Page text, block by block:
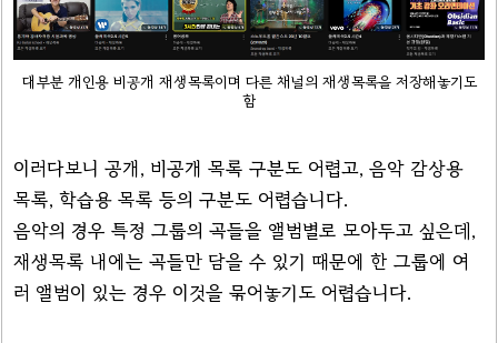
대부분 개인용 비공개 재생목록이며 다른 채널의 재생목록을 저장해놓기도
함
이러다보니 공개, 비공개 목록 구분도 어렵고, 음악 감상용
목록, 학습용 목록 등의 구분도 어렵습니다.
음악의 경우 특정 그룹의 곡들을 앨범별로 모아두고 싶은데,
재생목록 내에는 곡들만 담을 수 있기 때문에 한 그룹에 여
러 앨범이 있는 경우 이것을 묶어놓기도 어렵습니다.